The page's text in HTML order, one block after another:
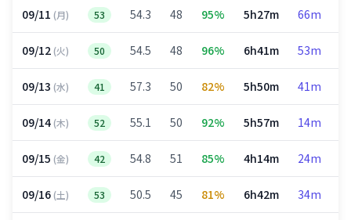
09/11 (月) 53 54.3 48 95% 5h27m 66m
09/12(火) 50 54.5 48 96% 6h41m 53m
09/13 (水) 41 57.3 50 82% 5h50m 41m
09/14(木) 52 55.1 50 92% 5h57m 14m
09/15 (金) 42 54.8 51 85% 4h14m 24m
09/16(土) 53 50.5 45 81% 6h42m 34m